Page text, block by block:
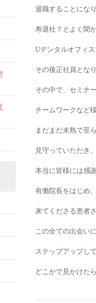
退職することになり
寿退社？とよく聞
Uデンタルオフィ
その後正社員となり
その中で、セミナ
チームワークなど
まだまだ未熟で至
見守っていただき
本当に皆様には感
有働院長をはじめ
来てくださる患者
この全ての出会い
ステップアップし
どこかで見かけた